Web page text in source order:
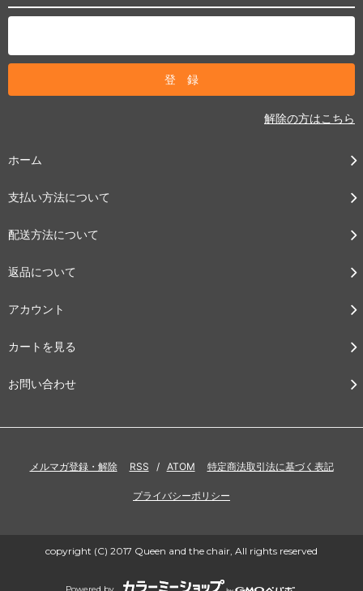
解除の方はこちら
ホーム
支払い方法について
配送方法について
返品について
アカウント
カートを見る
お問い合わせ
メルマガ登録・解除 RSS / ATOM 特定商法取引法に基づく表記
プライバシーポリシー
copyright (C) 2017 Queen and the chair, All rights reserved
Powered by